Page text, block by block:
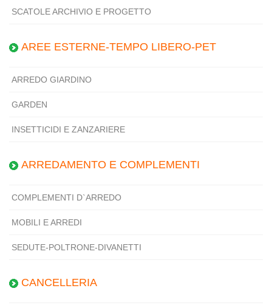
SCATOLE ARCHIVIO E PROGETTO
AREE ESTERNE-TEMPO LIBERO-PET
ARREDO GIARDINO
GARDEN
INSETTICIDI E ZANZARIERE
ARREDAMENTO E COMPLEMENTI
COMPLEMENTI D`ARREDO
MOBILI E ARREDI
SEDUTE-POLTRONE-DIVANETTI
CANCELLERIA